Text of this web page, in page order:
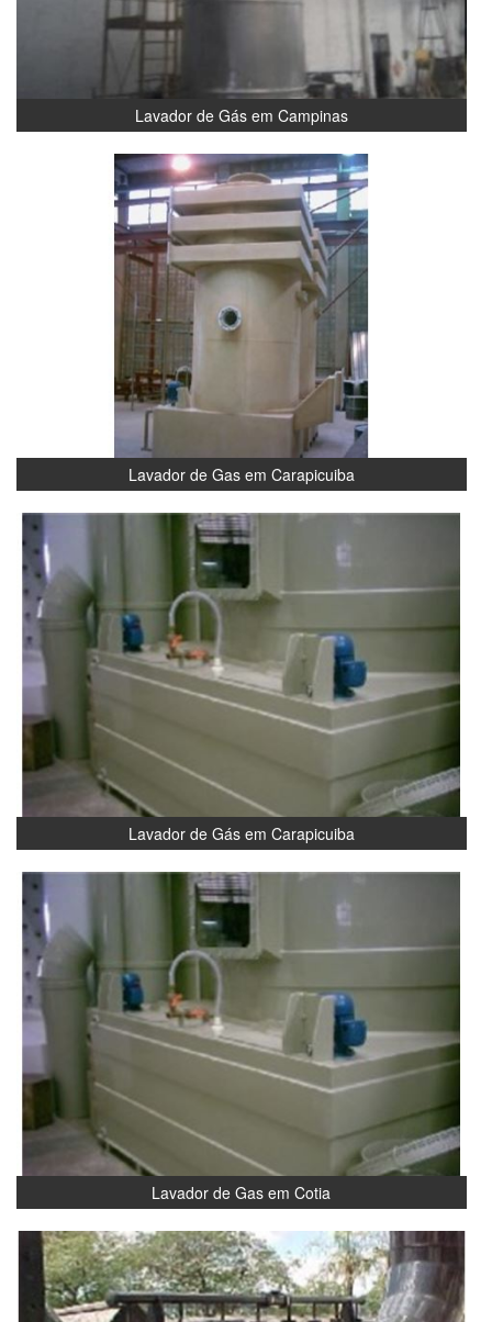
Lavador de Gás em Campinas
Lavador de Gas em Carapicuiba
Lavador de Gás em Carapicuiba
Lavador de Gas em Cotia